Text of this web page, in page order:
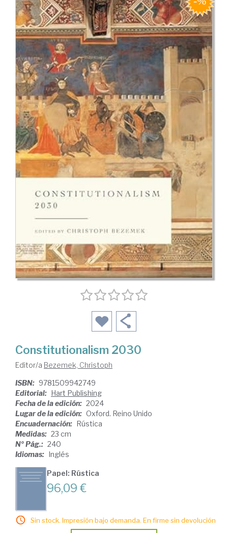
Constitutionalism 2030
Editor/a Bezemek, Christoph
ISBN: 9781509942749
Editorial: Hart Publishing
Fecha de la edición: 2024
Lugar de la edición: Oxford. Reino Unido
Encuadernación: Rústica
Medidas: 23 cm
Nº Pág.: 240
Idiomas: Inglés
Papel: Rústica
96,09 €
Sin stock. Impresión bajo demanda. En firme sin devolución